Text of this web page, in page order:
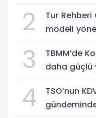
2
Tur
modeli
3
TBMM’de
daha güçlü
4
TSO’nun